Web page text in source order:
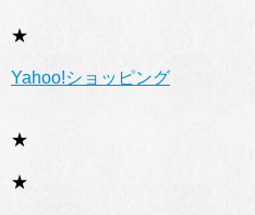
★
Yahoo!ショッピング
★
★